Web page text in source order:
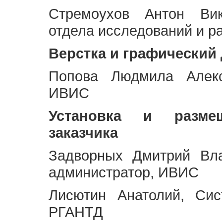
Стремоухов Антон
отдела исследований и
Верстка и графический
Попова Людмила
ИВИС
Установка и
заказчика
Задворных Дмитрий
администратор, ИВИС
Лисютин Анатолий,
РГАНТД